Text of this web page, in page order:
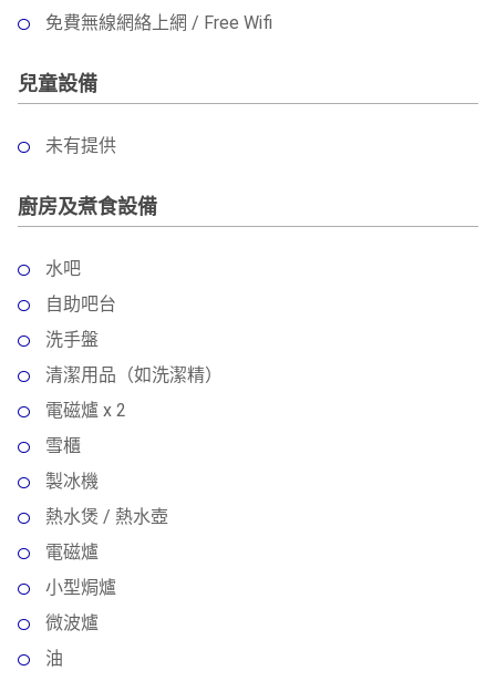
免費無線網絡上網 / Free Wifi
兒童設備
未有提供
廚房及煮食設備
水吧
自助吧台
洗手盤
清潔用品（如洗潔精）
電磁爐 x 2
雪櫃
製冰機
熱水煲 / 熱水壺
電磁爐
小型焗爐
微波爐
油